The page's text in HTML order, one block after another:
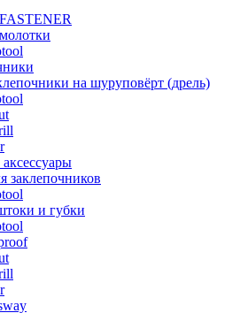
на шуруповёрт (дрель)
заклепочников
и губки